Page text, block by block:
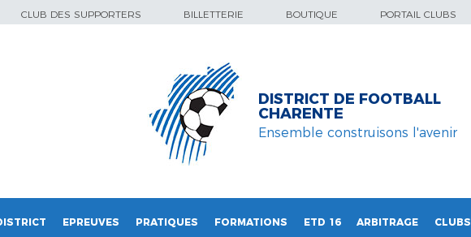
CLUB DES SUPPORTERS BILLETTERIE BOUTIQUE PORTAIL CLUBS
DISTRICT DE FOOTBALL
CHARENTE
Ensemble construisons l'avenir
EPREUVES PRATIQUES FORMATIONS ETD 16 ARBITRAGE CLUBS